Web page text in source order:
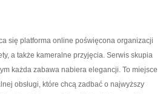
się platforma online poświęcona organizacji
a także kameralne przyjęcia. Serwis skupia
każda zabawa nabiera elegancji. To miejsce
obsługi, które chcą zadbać o najwyższy